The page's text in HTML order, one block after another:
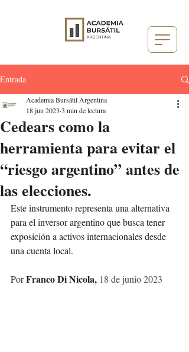
Entrada
Cedears como la
herramienta para evitar el
“riesgo argentino” antes de
las elecciones.
Academia Bursátil Argentina
18 jun 2023 3 min de lectura
Este instrumento representa una alternativa
para el inversor argentino que busca tener
exposición a activos internacionales desde
una cuenta local.
Por Franco Di Nicola, 18 de junio 2023